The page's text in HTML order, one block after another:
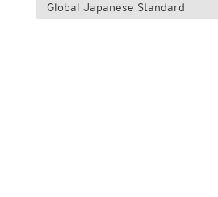
Global Japanese Standard